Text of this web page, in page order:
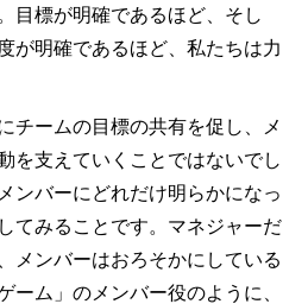
目標が明確であるほど、そし
が明確であるほど、私たちは力
チームの目標の共有を促し、メ
を支えていくことではないでし
ンバーにどれだけ明らかになっ
てみることです。マネジャーだ
メンバーはおろそかにしている
ーム」のメンバー役のように、